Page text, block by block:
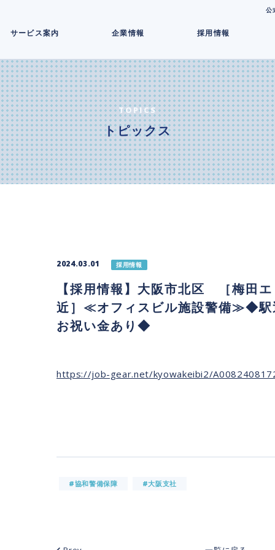
公
ツ
へ
ス
キ
ッ
プ
サービス案内 企業情報 採用情報
TOPICS
トピックス
2024.03.01 採用情報
【採用情報】大阪市北区 ［梅田
近］≪オフィスビル施設警備≫◆
お祝い金あり◆
https://job-gear.net/kyowakeibi2/
#協和警備保障 #大阪支社